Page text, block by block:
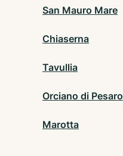
San Mauro Mare
Chiaserna
Tavullia
Orciano di Pesaro
Marotta